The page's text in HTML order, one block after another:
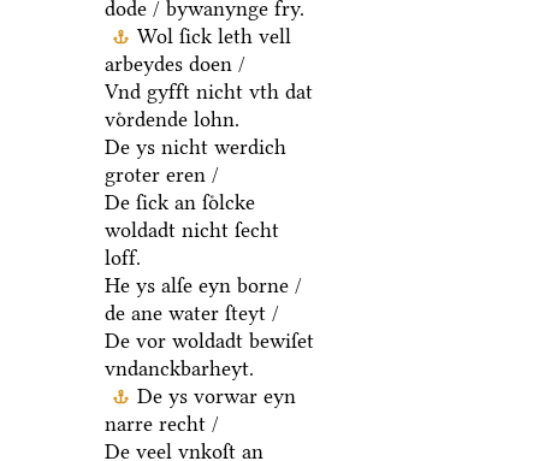
dode / bywanynge fry.
Wol ſick leth vell
arbeydes doen /
Vnd gyfft nicht vth dat
voͤrdende lohn.
De ys nicht werdich
groter eren /
De ſick an ſoͤlcke
woldadt nicht ſecht
loff.
He ys alſe eyn borne /
de ane water ſteyt /
De vor woldadt bewiſet
vndanckbarheyt.
De ys vorwar eyn
narre recht /
De veel vnkoſt an